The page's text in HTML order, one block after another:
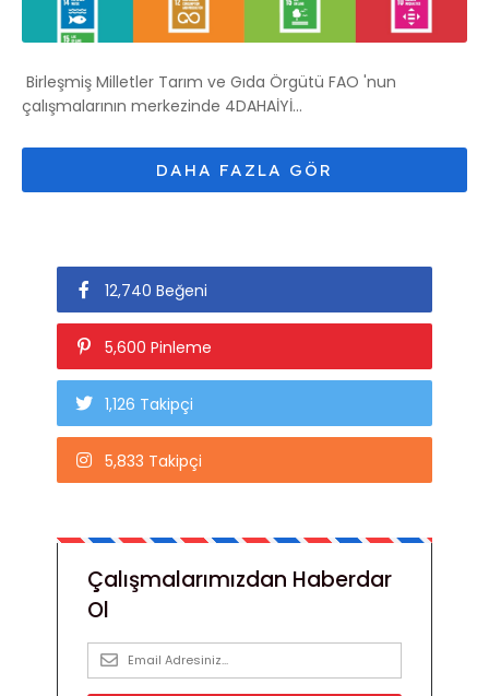
Birleşmiş Milletler Tarım ve Gıda Örgütü FAO 'nun
çalışmalarının merkezinde 4DAHAİYİ...
12,740 Beğeni
5,600 Pinleme
1,126 Takipçi
5,833 Takipçi